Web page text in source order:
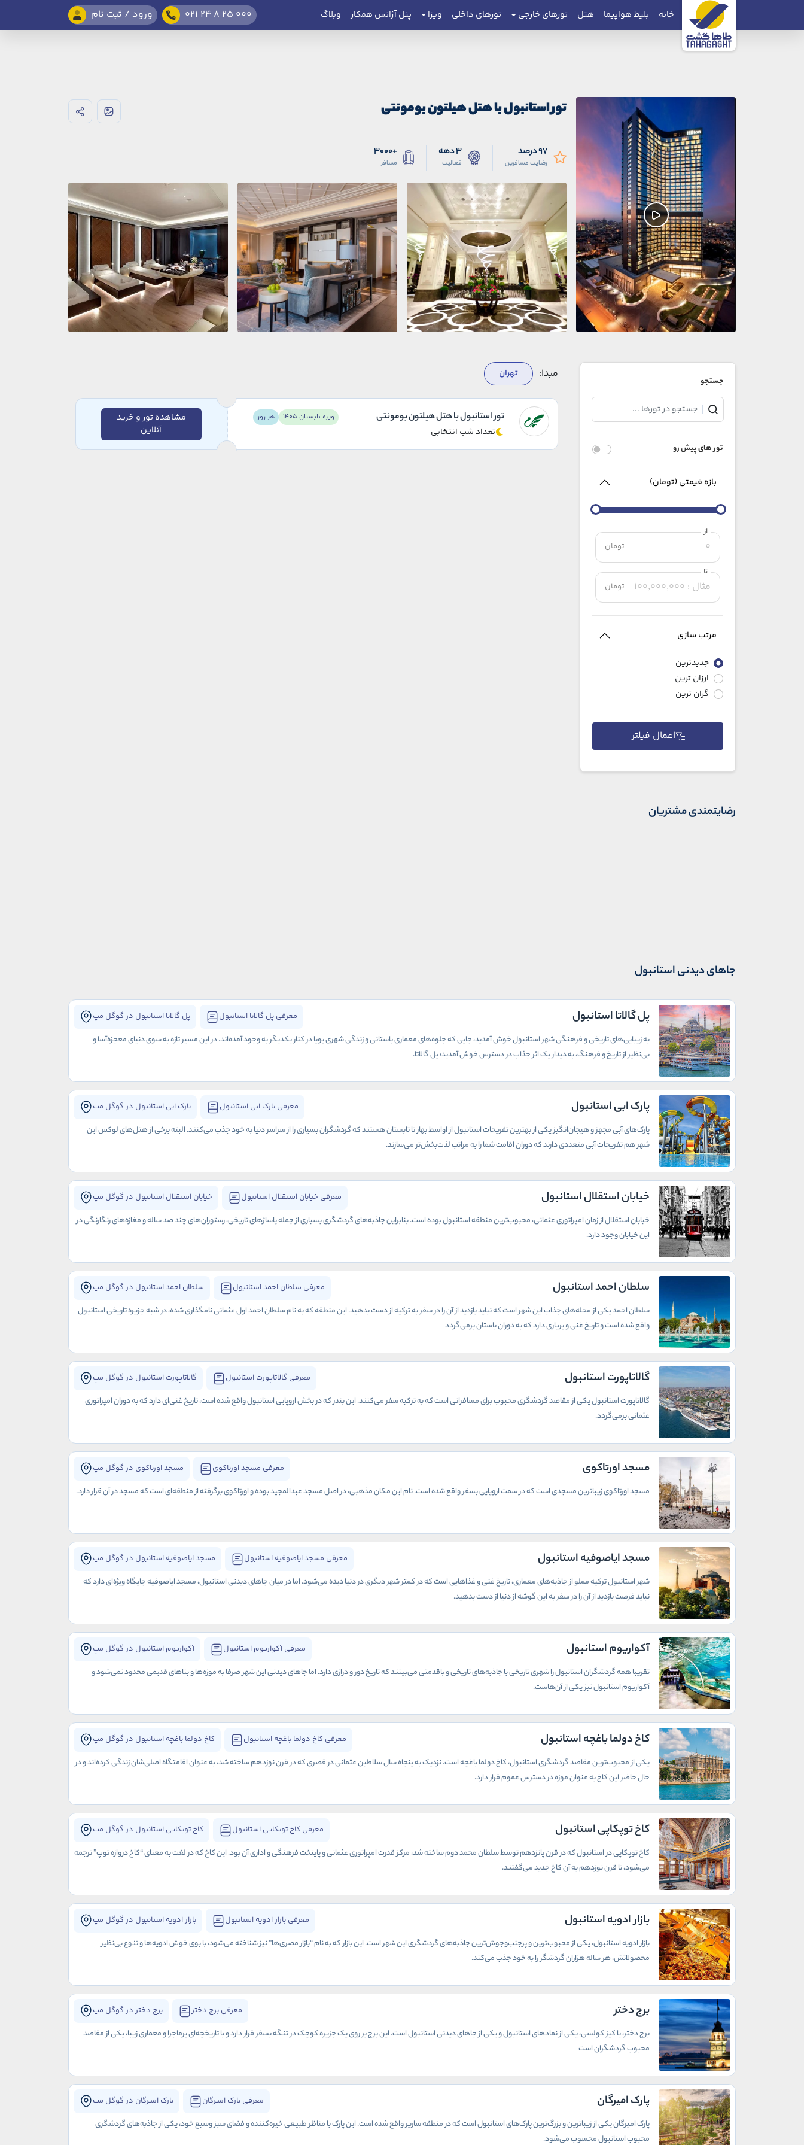
خانه بلیط هواپیما هتل تورهای خارجی تورهای داخلی ویزا پنل آژانس همکار وبلاگ 021 24 8 25 000 ورود / ثبت نام
تور استانبول با هتل هیلتون بومونتی
97 درصد
رضایت مسافرین
3 دهه
فعالیت
+3000
مسافر
جستجو
تور های پیش رو
بازه قیمتی (تومان)
از
تومان
تا
تومان
مرتب سازی
جدیدترین
ارزان ترین
گران ترین
اعمال فیلتر
مبدا: تهران
تور استانبول با هتل هیلتون بومونتی
تعداد شب انتخابی
ویژه تابستان 1405 هر روز
مشاهده تور و خرید
آنلاین
رضایتمندی مشتریان
جاهای دیدنی استانبول
پل گالاتا استانبول معرفی پل گالاتا استانبول پل گالاتا استانبول در گوگل مپ
به زیبایی‌های تاریخی و فرهنگی شهر استانبول خوش آمدید، جایی که جلوه‌های معماری باستانی و زندگی شهری پویا در کنار یکدیگر به وجود آمده‌اند. در این مسیر تازه‌ به سوی دنیای معجزه‌آسا و
بی‌نظیر از تاریخ و فرهنگ، به دیدار یک اثر جذاب در دسترس خوش آمدید: پل گالاتا.
پارک ابی استانبول معرفی پارک ابی استانبول پارک ابی استانبول در گوگل مپ
پارک‌های آبی مجهز و هیجان‌انگیز یکی از بهترین تفریحات استانبول از اواسط بهار تا تابستان هستند که گردشگران بسیاری را از سراسر دنیا به خود جذب می‌کنند. البته برخی از هتل‌های لوکس این
شهر هم تفریحات آبی متعددی دارند که دوران اقامت شما را به مراتب لذت‌بخش‌تر می‌سازند.
خیابان استقلال استانبول معرفی خیابان استقلال استانبول خیابان استقلال استانبول در گوگل مپ
خیابان استقلال از زمان امپراتوری عثمانی، محبوب‌ترین منطقه استانبول بوده است. بنابراین جاذبه‌های گردشگری بسیاری از جمله پاساژهای تاریخی، رستوران‌های چند صد ساله و مغازه‌های رنگارنگی در
این خیابان وجود دارد.
سلطان احمد استانبول معرفی سلطان احمد استانبول سلطان احمد استانبول در گوگل مپ
سلطان احمد یکی از محله‌های جذاب این شهر است که نباید بازدید از آن را در سفر به ترکیه از دست بدهید. این منطقه که به نام سلطان احمد اول عثمانی نامگذاری شده، در شبه جزیره تاریخی استانبول
واقع شده است و تاریخ غنی و پرباری دارد که به دوران باستان برمی‌گردد
گالاتاپورت استانبول معرفی گالاتاپورت استانبول گالاتاپورت استانبول در گوگل مپ
گالاتاپورت استانبول یکی از مقاصد گردشگری محبوب برای مسافرانی است که به ترکیه سفر می‌کنند. این بندر که در بخش اروپایی استانبول واقع شده است، تاریخ غنی‌ای دارد که به دوران امپراتوری
عثمانی برمی‌گردد.
مسجد اورتاکوی معرفی مسجد اورتاکوی مسجد اورتاکوی در گوگل مپ
مسجد اورتاکوی زیباترین مسجدی است که در سمت اروپایی بسفر واقع شده است. نام این مکان مذهبی، در اصل مسجد عبدالمجید بوده و اورتاکوی برگرفته از منطقه‌ای است که مسجد در آن قرار دارد.
مسجد ایاصوفیه استانبول معرفی مسجد ایاصوفیه استانبول مسجد ایاصوفیه استانبول در گوگل مپ
شهر استانبول ترکیه مملو از جاذبه‌های معماری، تاریخ غنی و غذاهایی است که در کمتر شهر دیگری در دنیا دیده می‌شود. اما در میان جاهای دیدنی استانبول، مسجد ایاصوفیه جایگاه ویژه‌ای دارد که
نباید فرصت بازدید از آن را در سفر به این گوشه از دنیا از دست بدهید.
آکواریوم استانبول معرفی آکواریوم استانبول آکواریوم استانبول در گوگل مپ
تقریبا همه گردشگران استانبول را شهری تاریخی با جاذبه‌های تاریخی و باقدمتی می‌بینند که تاریخ دور و درازی دارد. اما جاهای دیدنی این شهر صرفا به موزه‌ها و بناهای قدیمی محدود نمی‌شود و
آکواریوم استانبول نیز یکی از آن‌هاست.
کاخ دولما باغچه استانبول معرفی کاخ دولما باغچه استانبول کاخ دولما باغچه استانبول در گوگل مپ
یکی از محبوب‌ترین مقاصد گردشگری استانبول، کاخ دولما باغچه است. نزدیک به پنجاه سال سلاطین عثمانی در قصری که در قرن نوزدهم ساخته شد، به عنوان اقامتگاه اصلی‌شان زندگی کرده‌اند و در
حال حاضر این کاخ به عنوان موزه در دسترس عموم قرار دارد.
کاخ توپکاپی استانبول معرفی کاخ توپکاپی استانبول کاخ توپکاپی استانبول در گوگل مپ
کاخ توپکاپی در استانبول که در قرن پانزدهم توسط سلطان محمد دوم ساخته شد، مرکز قدرت امپراتوری عثمانی و پایتخت فرهنگی و اداری آن بود. این کاخ که در لغت به معنای “کاخ دروازه توپ” ترجمه
می‌شود، تا قرن نوزدهم به آن کاخ جدید می‌گفتند.
بازار ادویه استانبول معرفی بازار ادویه استانبول بازار ادویه استانبول در گوگل مپ
بازار ادویه استانبول، یکی از محبوب‌ترین و پرجنب‌وجوش‌ترین جاذبه‌های گردشگری این شهر است. این بازار که به نام “بازار مصری‌ها” نیز شناخته می‌شود، با بوی خوش ادویه‌ها و تنوع بی‌نظیر
محصولاتش، هر ساله هزاران گردشگر را به خود جذب می‌کند.
برج دختر معرفی برج دختر برج دختر در گوگل مپ
برج دختر، یا کیز کولسی، یکی از نمادهای استانبول و یکی از جاهای دیدنی استانبول است. این برج بر روی یک جزیره کوچک در تنگه بسفر قرار دارد و با تاریخچه‌ای پرماجرا و معماری زیبا، یکی از مقاصد
محبوب گردشگران است
پارک امیرگان معرفی پارک امیرگان پارک امیرگان در گوگل مپ
پارک امیرگان یکی از زیباترین و بزرگ‌ترین پارک‌های استانبول است که در منطقه ساریر واقع شده است. این پارک با مناظر طبیعی خیره‌کننده و فضای سبز وسیع خود، یکی از جاذبه‌های گردشگری
محبوب استانبول محسوب می‌شود.